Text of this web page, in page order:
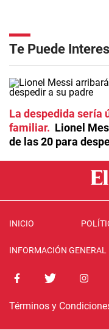
Te Puede
La despedida sería
familiar
Lionel
de las 20 para
INICIO
INFORMACIÓN GENERAL
Términos y